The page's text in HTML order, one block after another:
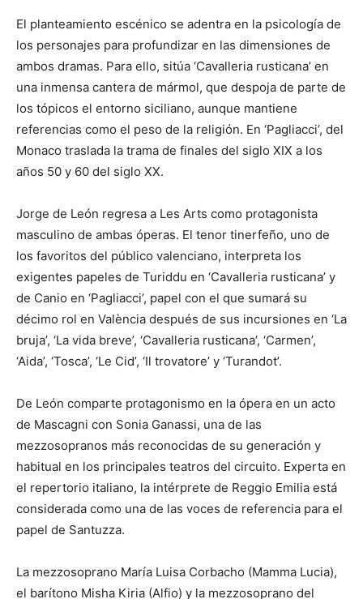
El planteamiento escénico se adentra en la psicología de
los personajes para profundizar en las dimensiones de
ambos dramas. Para ello, sitúa ‘Cavalleria rusticana’ en
una inmensa cantera de mármol, que despoja de parte de
los tópicos el entorno siciliano, aunque mantiene
referencias como el peso de la religión. En ‘Pagliacci’, del
Monaco traslada la trama de finales del siglo XIX a los
años 50 y 60 del siglo XX.
Jorge de León regresa a Les Arts como protagonista
masculino de ambas óperas. El tenor tinerfeño, uno de
los favoritos del público valenciano, interpreta los
exigentes papeles de Turiddu en ‘Cavalleria rusticana’ y
de Canio en ‘Pagliacci’, papel con el que sumará su
décimo rol en València después de sus incursiones en ‘La
bruja’, ‘La vida breve’, ‘Cavalleria rusticana’, ‘Carmen’,
‘Aida’, ‘Tosca’, ‘Le Cid’, ‘Il trovatore’ y ‘Turandot’.
De León comparte protagonismo en la ópera en un acto
de Mascagni con Sonia Ganassi, una de las
mezzosopranos más reconocidas de su generación y
habitual en los principales teatros del circuito. Experta en
el repertorio italiano, la intérprete de Reggio Emilia está
considerada como una de las voces de referencia para el
papel de Santuzza.
La mezzosoprano María Luisa Corbacho (Mamma Lucia),
el barítono Misha Kiria (Alfio) y la mezzosoprano del